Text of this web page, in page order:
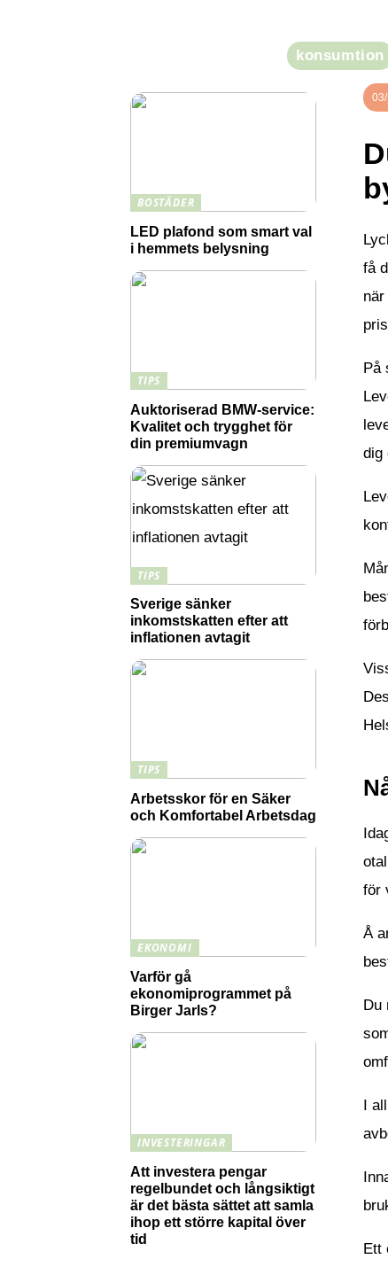
konsumtion
få
På
dig
för
Å
Du
I
Ett
BOSTÄDER
LED plafond som smart val
i hemmets belysning
TIPS
Auktoriserad BMW-service:
Kvalitet och trygghet för
din premiumvagn
TIPS
Sverige sänker
inkomstskatten efter att
inflationen avtagit
TIPS
Arbetsskor för en Säker
och Komfortabel Arbetsdag
EKONOMI
Varför gå
ekonomiprogrammet på
Birger Jarls?
INVESTERINGAR
Att investera pengar
regelbundet och långsiktigt
är det bästa sättet att samla
ihop ett större kapital över
tid